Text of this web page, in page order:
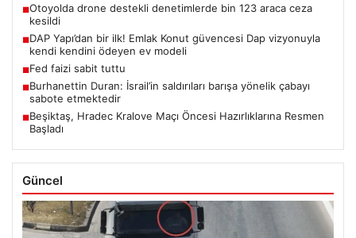
■Otoyolda drone destekli denetimlerde bin 123 araca ceza
kesildi
■DAP Yapı’dan bir ilk! Emlak Konut güvencesi Dap vizyonuyla
kendi kendini ödeyen ev modeli
■Fed faizi sabit tuttu
■Burhanettin Duran: İsrail’in saldırıları barışa yönelik çabayı
sabote etmektedir
■Beşiktaş, Hradec Kralove Maçı Öncesi Hazırlıklarına Resmen
Başladı
Güncel